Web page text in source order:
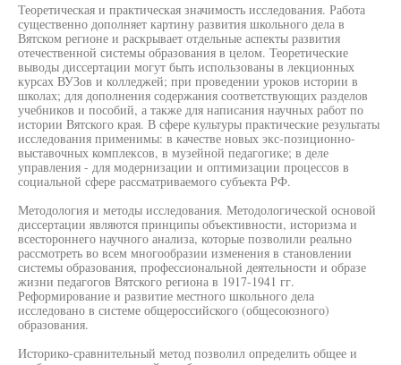
Теоретическая и практическая значимость исследования. Работа
существенно дополняет картину развития школьного дела в
Вятском регионе и раскрывает отдельные аспекты развития
отечественной системы образования в целом. Теоретические
выводы диссертации могут быть использованы в лекционных
курсах ВУЗов и колледжей; при проведении уроков истории в
школах; для дополнения содержания соответствующих разделов
учебников и пособий, а также для написания научных работ по
истории Вятского края. В сфере культуры практические результаты
исследования применимы: в качестве новых экс-позиционно-
выставочных комплексов, в музейной педагогике; в деле
управления - для модернизации и оптимизации процессов в
социальной сфере рассматриваемого субъекта РФ.
Методология и методы исследования. Методологической основой
диссертации являются принципы объективности, историзма и
всестороннего научного анализа, которые позволили реально
рассмотреть во всем многообразии изменения в становлении
системы образования, профессиональной деятельности и образе
жизни педагогов Вятского региона в 1917-1941 гг.
Реформирование и развитие местного школьного дела
исследовано в системе общероссийского (общесоюзного)
образования.
Историко-сравнительный метод позволил определить общее и